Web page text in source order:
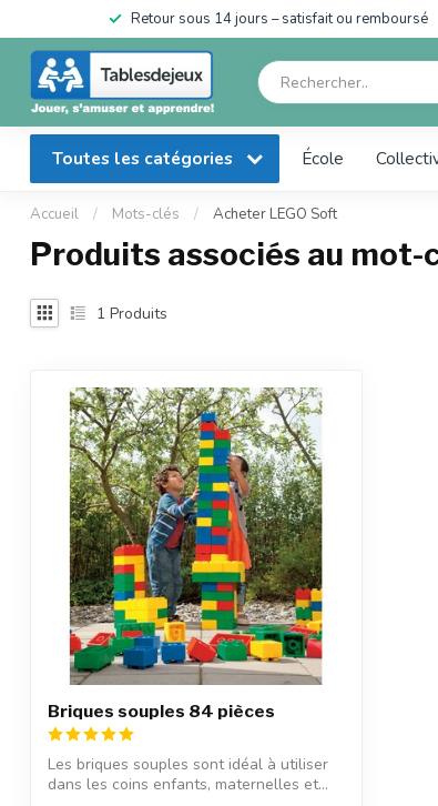
Retour sous 14 jours – satisfait ou remboursé
Toutes les catégories École
Accueil / Mots-clés / Acheter LEGO Soft
Produits associés au mot-
1 Produits
Briques souples 84 pièces
Les briques souples sont idéal à utiliser
dans les coins enfants, maternelles et...